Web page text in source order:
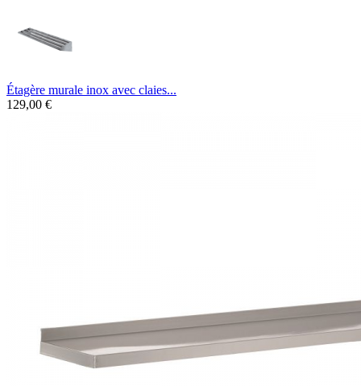
Étagère murale inox avec claies...
129,00 €